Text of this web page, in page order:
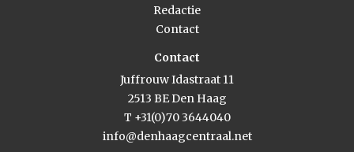
Redactie
Contact
Contact
Juffrouw Idastraat 11
2513 BE Den Haag
T +31(0)70 3644040
info@denhaagcentraal.net